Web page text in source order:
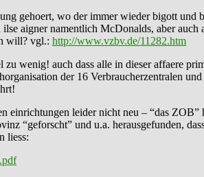
gehoert, wo der immer wieder bigott und
aigner namentlich McDonalds, aber
will? vgl.: http://www.vzbv.de/11282.htm
wenig! auch dass alle in dieser affaere
der 16 Verbraucherzentralen
leider nicht neu – “das
“geforscht” und u.a. herausgefunden,
liess: